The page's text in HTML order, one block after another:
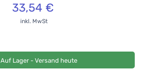
33,54 €
inkl. MwSt
Auf Lager - Versand heute